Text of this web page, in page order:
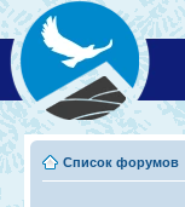
Список форумов